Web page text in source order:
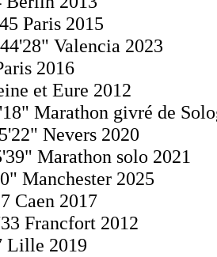
Paris 2015
Valencia 2023
2016
et Eure 2012
Marathon givré de
Nevers 2020
Marathon solo 2021
Manchester 2025
Caen 2017
Francfort 2012
Lille 2019